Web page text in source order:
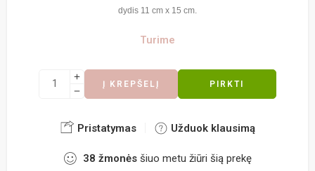
dydis 11 cm x 15 cm.
Turime
Į KREPŠELĮ PIRKTI
Pristatymas Užduok klausimą
38 žmonės šiuo metu žiūri šią prekę